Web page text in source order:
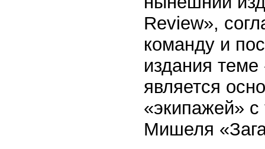
Review»,
команду и
издания
является
«экипажей»
Мишеля